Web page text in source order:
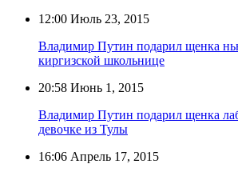
12:00 Июль 23, 2015
Владимир Путин подарил щенка
киргизской школьнице
20:58 Июнь 1, 2015
Владимир Путин подарил щенка
девочке из Тулы
16:06 Апрель 17, 2015